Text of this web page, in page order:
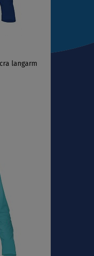
langarm